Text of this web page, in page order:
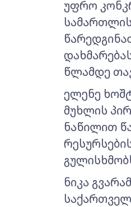
უფრო
წლამდე
ელენე
მუხლის
ნაწილით
ნიკა